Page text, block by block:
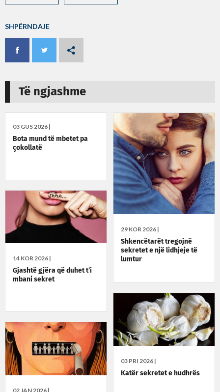
SHPËRNDAJE
Të ngjashme
03 GUS 2026 |
Bota mund të mbetet pa
çokollatë
29 KOR 2026 |
Shkencëtarët tregojnë
sekretet e një lidhjeje të
lumtur
14 KOR 2026 |
Gjashtë gjëra që duhet t’i
mbani sekret
03 PRI 2026 |
Katër sekretet e hudhrës
02 JAN 2026 |